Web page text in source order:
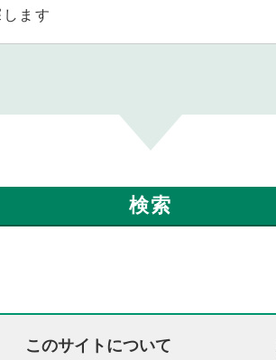
ます
このサイトについて